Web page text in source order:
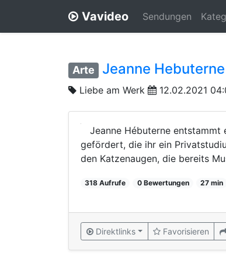
Vavideo Sendungen
Arte Jeanne
Liebe am Werk 12.02.2021
Jeanne Hébuterne entstammt
gefördert, die ihr ein
den Katzenaugen, die bereits
318 Aufrufe 0 Bewertungen 27 min
Direktlinks Favorisieren